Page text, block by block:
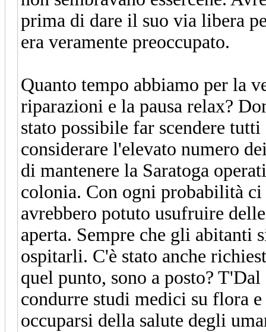
prima di dare il suo via libera
era veramente preoccupato.
Quanto tempo abbiamo per la
riparazioni e la pausa relax?
stato possibile far scendere
considerare l'elevato numero
di mantenere la Saratoga
colonia. Con ogni probabilità
avrebbero potuto usufruire
aperta. Sempre che gli
ospitarli. C'è stato anche
quel punto, sono a posto? T'Dal
condurre studi medici su flora
occuparsi della salute degli